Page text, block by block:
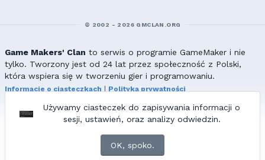
Używamy ciasteczek do zapisywania informacji o
sesji, ustawień, oraz analizy odwiedzin.
OK, spoko.
© 2002 - 2026 GMCLAN.ORG
Game Makers' Clan to serwis o programie GameMaker i nie
tylko. Tworzony jest od 24 lat przez społeczność z Polski,
która wspiera się w tworzeniu gier i programowaniu.
Informacje o ciasteczkach
Polityka prywatności
Wszelkie prawa zastrzeżone. Kopiowanie materiałów bez zgody
redakcji zabronione!
ZNAJDZIESZ NAS TAKŻE NA: